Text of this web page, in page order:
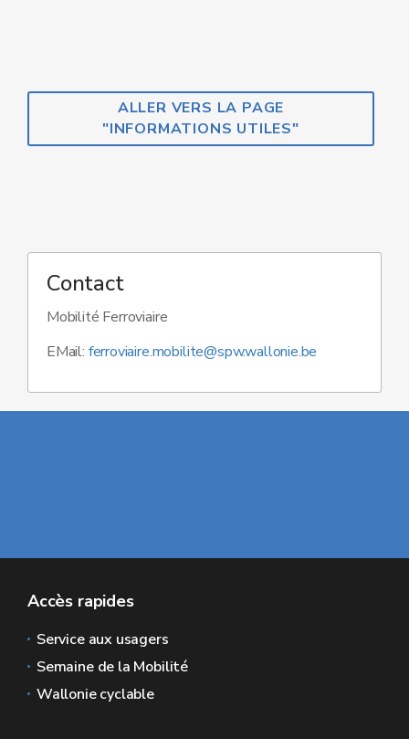
ALLER VERS LA PAGE
"INFORMATIONS UTILES"
Contact
Mobilité Ferroviaire
EMail: ferroviaire.mobilite@spw.wallonie.be
Accès rapides
Service aux usagers
Semaine de la Mobilité
Wallonie cyclable